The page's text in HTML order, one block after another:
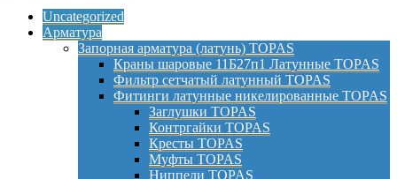
Uncategorized
Арматура
Запорная арматура (латунь) TOPAS
Краны шаровые 11Б27п1 Латунные TOPAS
Фильтр сетчатый латунный TOPAS
Фитинги латунные никелированные TOPAS
Заглушки TOPAS
Контргайки TOPAS
Кресты TOPAS
Муфты TOPAS
Ниппели TOPAS